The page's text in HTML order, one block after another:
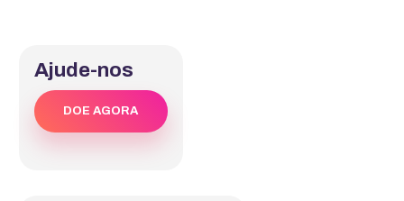
Ajude-nos
DOE AGORA